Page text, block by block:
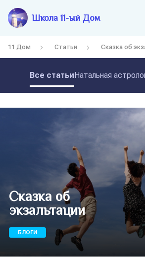
Школа 11-ый Дом
11 Дом Статьи Сказка об
Все статьиНатальная
Сказка об
экзальтации
БЛОГИ